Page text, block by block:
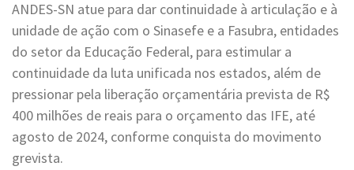
ANDES-SN atue para dar continuidade à articulação e à
unidade de ação com o Sinasefe e a Fasubra, entidades
do setor da Educação Federal, para estimular a
continuidade da luta unificada nos estados, além de
pressionar pela liberação orçamentária prevista de R$
400 milhões de reais para o orçamento das IFE, até
agosto de 2024, conforme conquista do movimento
grevista.